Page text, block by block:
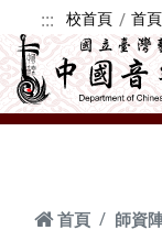
跳到主要內容
::: 校首頁 首頁
首頁 師資